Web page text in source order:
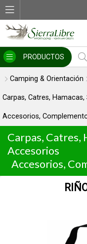
PRODUCTOS
Camping & Orientación
Carpas, Catres,
Accesorios,
Carpas, Catres,
Accesorios
Accesorios,